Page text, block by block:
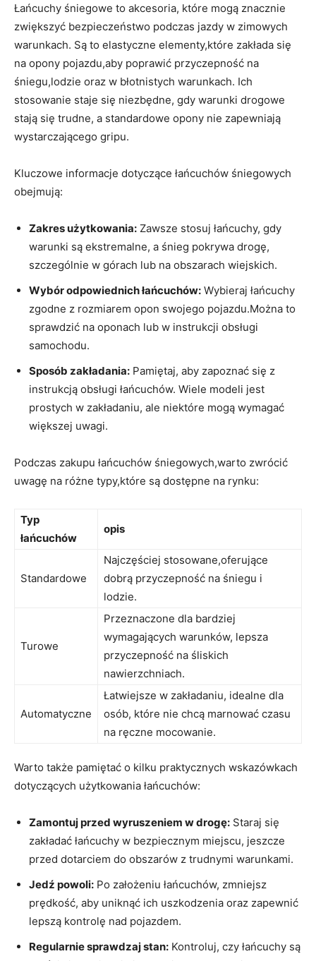
Łańcuchy śniegowe to akcesoria, które mogą znacznie
zwiększyć bezpieczeństwo podczas jazdy w zimowych
warunkach. Są to elastyczne elementy,które zakłada się
na opony pojazdu,aby poprawić przyczepność na
śniegu,lodzie oraz w błotnistych warunkach. Ich
stosowanie staje się niezbędne, gdy warunki drogowe
stają się trudne, a standardowe opony nie zapewniają
wystarczającego gripu.
Kluczowe informacje dotyczące łańcuchów śniegowych
obejmują:
Zakres użytkowania: Zawsze stosuj łańcuchy, gdy
warunki są ekstremalne, a śnieg pokrywa drogę,
szczególnie w górach lub na obszarach wiejskich.
Wybór odpowiednich łańcuchów: Wybieraj łańcuchy
zgodne z rozmiarem opon swojego pojazdu.Można to
sprawdzić na oponach lub w instrukcji obsługi
samochodu.
Sposób zakładania: Pamiętaj, aby zapoznać się z
instrukcją obsługi łańcuchów. Wiele modeli jest
prostych w zakładaniu, ale niektóre mogą wymagać
większej uwagi.
Podczas zakupu łańcuchów śniegowych,warto zwrócić
uwagę na różne typy,które są dostępne na rynku:
Typ
łańcuchów
opis
Standardowe
Najczęściej stosowane,oferujące
dobrą przyczepność na śniegu i
lodzie.
Turowe
Przeznaczone dla bardziej
wymagających warunków, lepsza
przyczepność na śliskich
nawierzchniach.
Automatyczne
Łatwiejsze w zakładaniu, idealne dla
osób, które nie chcą marnować czasu
na ręczne mocowanie.
Warto także pamiętać o kilku praktycznych wskazówkach
dotyczących użytkowania łańcuchów:
Zamontuj przed wyruszeniem w drogę: Staraj się
zakładać łańcuchy w bezpiecznym miejscu, jeszcze
przed dotarciem do obszarów z trudnymi warunkami.
Jedź powoli: Po założeniu łańcuchów, zmniejsz
prędkość, aby uniknąć ich uszkodzenia oraz zapewnić
lepszą kontrolę nad pojazdem.
Regularnie sprawdzaj stan: Kontroluj, czy łańcuchy są